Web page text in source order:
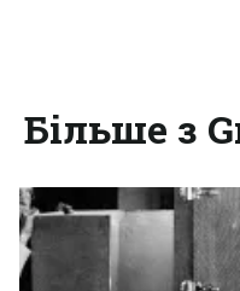
Більше з